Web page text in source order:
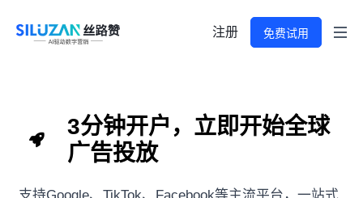
注册 免费试用
3分钟开户，立即开始全球
广告投放
支持Google、TikTok、Facebook等主流平台，一站式